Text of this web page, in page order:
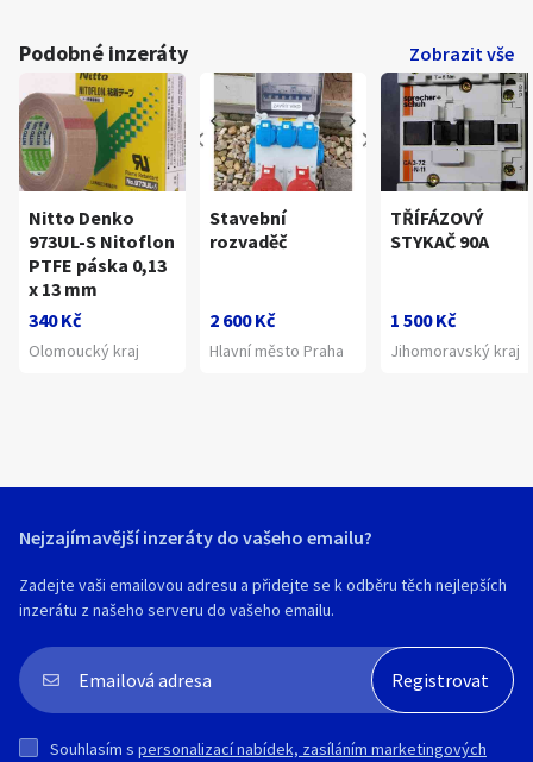
Podobné inzeráty Zobrazit vše
Nitto Denko
973UL-S Nitoflon
PTFE páska 0,13
x 13 mm
340 Kč
Olomoucký kraj
Stavební
rozvaděč
2 600 Kč
Hlavní město Praha
TŘÍFÁZOVÝ
STYKAČ 90A
1 500 Kč
Jihomoravský kraj
Nejzajímavější inzeráty do vašeho emailu?
Zadejte vaši emailovou adresu a přidejte se k odběru těch nejlepších
inzerátu z našeho serveru do vašeho emailu.
Souhlasím s personalizací nabídek, zasíláním marketingových